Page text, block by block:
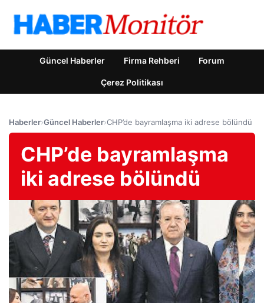
Güncel Haberler Firma Rehberi Forum
Çerez Politikası
Haberler›Güncel Haberler›CHP’de bayramlaşma iki adrese bölündü
CHP’de bayramlaşma
iki adrese bölündü